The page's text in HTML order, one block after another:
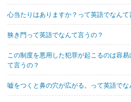
心当たりはありますか？って英語でなんて
狭き門って英語でなんて言うの？
この制度を悪用した犯罪が起こるのは容
て言うの？
嘘をつくと鼻の穴が広がる。って英語でな